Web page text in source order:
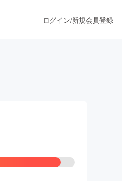
ログイン/新規会員登録